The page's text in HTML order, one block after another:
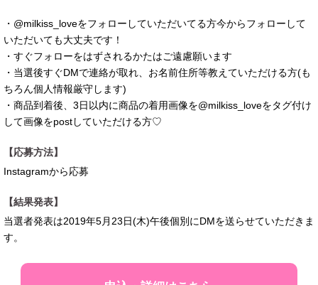
・@milkiss_loveをフォローしていただいてる方今からフォローして
いただいても大丈夫です！
・すぐフォローをはずされるかたはご遠慮願います
・当選後すぐDMで連絡が取れ、お名前住所等教えていただける方(も
ちろん個人情報厳守します)
・商品到着後、3日以内に商品の着用画像を@milkiss_loveをタグ付け
して画像をpostしていただける方♡
【応募方法】
Instagramから応募
【結果発表】
当選者発表は2019年5月23日(木)午後個別にDMを送らせていただきま
す。